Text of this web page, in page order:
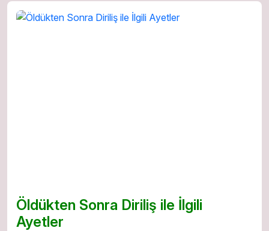
Öldükten Sonra Diriliş ile İlgili
Ayetler